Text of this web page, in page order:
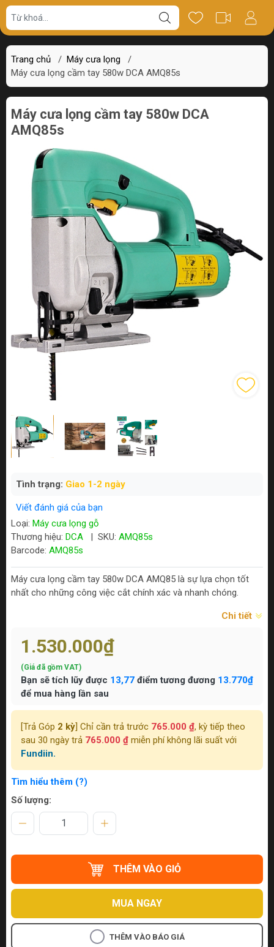
Trang chủ / Máy cưa lọng
/
Máy cưa lọng cầm tay 580w DCA AMQ85s
Giá bán Thông số Review
Máy cưa lọng cầm tay 580w DCA
AMQ85s
Tình trạng: Giao 1-2 ngày
Viết đánh giá của bạn
Loại: Máy cưa lọng gỗ
Thương hiệu: DCA SKU: AMQ85s
Barcode: AMQ85s
Máy cưa lọng cầm tay 580w DCA AMQ85 là sự lựa chọn tốt
nhất cho những công việc cắt chính xác và nhanh chóng.
Chi tiết
1.530.000₫
(Giá đã gồm VAT)
Bạn sẽ tích lũy được 13,77 điểm tương đương 13.770₫
để mua hàng lần sau
[Trả Góp 2 kỳ ] Chỉ cần trả trước 765.000 ₫, kỳ tiếp theo
sau 30 ngày trả 765.000 ₫ miễn phí không lãi suất với
Fundiin.
Tìm hiểu thêm (?)
Số lượng:
THÊM VÀO GIỎ
MUA NGAY
THÊM VÀO BÁO GIÁ